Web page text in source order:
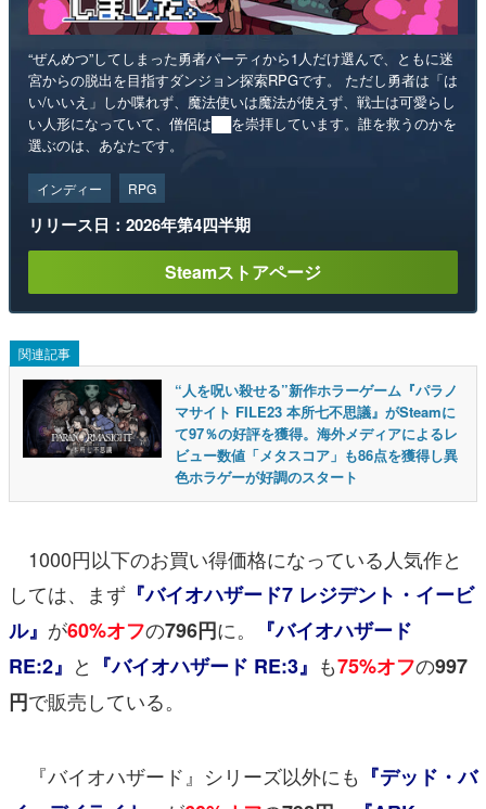
“ぜんめつ”してしまった勇者パーティから1人だけ選んで、ともに迷
宮からの脱出を目指すダンジョン探索RPGです。 ただし勇者は「は
い/いいえ」しか喋れず、魔法使いは魔法が使えず、戦士は可愛らし
い人形になっていて、僧侶は██を崇拝しています。誰を救うのかを
選ぶのは、あなたです。
インディー RPG
リリース日：2026年第4四半期
Steamストアページ
関連記事
“人を呪い殺せる”新作ホラーゲーム『パラノ
マサイト FILE23 本所七不思議』がSteamに
て97％の好評を獲得。海外メディアによるレ
ビュー数値「メタスコア」も86点を獲得し異
色ホラゲーが好調のスタート
1000円以下のお買い得価格になっている人気作と
しては、まず 『バイオハザード7 レジデント・イービ
ル』 が60%オフの796円に。
『バイオハザード
RE:2』 と 『バイオハザード RE:3』 も75%オフの997
円で販売している。
『バイオハザード』シリーズ以外にも 『デッド・バ